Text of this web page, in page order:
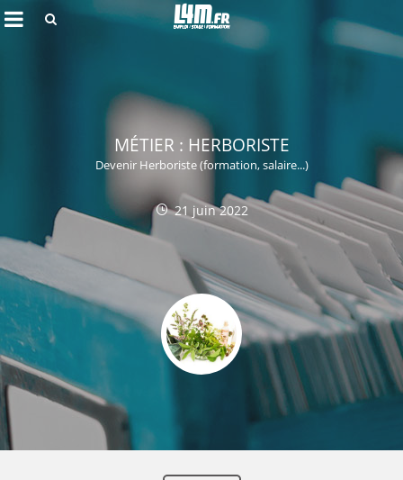
Annuler
MÉTIER : HERBORISTE
Devenir Herboriste (formation, salaire...)
21 juin 2022